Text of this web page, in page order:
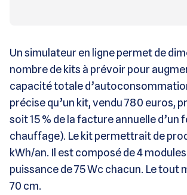
Un simulateur en ligne permet de
nombre de kits à prévoir pour
capacité totale
précise qu’un kit, vendu 780 euros,
soit 15 % de la facture annuelle d’un
chauffage). Le kit permettrait de
kWh/an. Il est composé de 4
puissance de 75 Wc chacun. Le tout
70 cm.